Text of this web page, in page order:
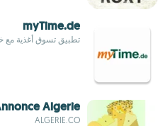
myTime.de
تطبيق تسوق أغذية مع
Algerie
ALGERIE.CO